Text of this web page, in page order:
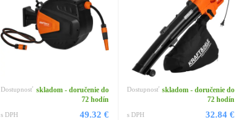
Dostupnosť skladom - doručenie do
72 hodín
s DPH 49.32 €
Dostupnosť skladom - doručenie do
72 hodín
s DPH 32.84 €